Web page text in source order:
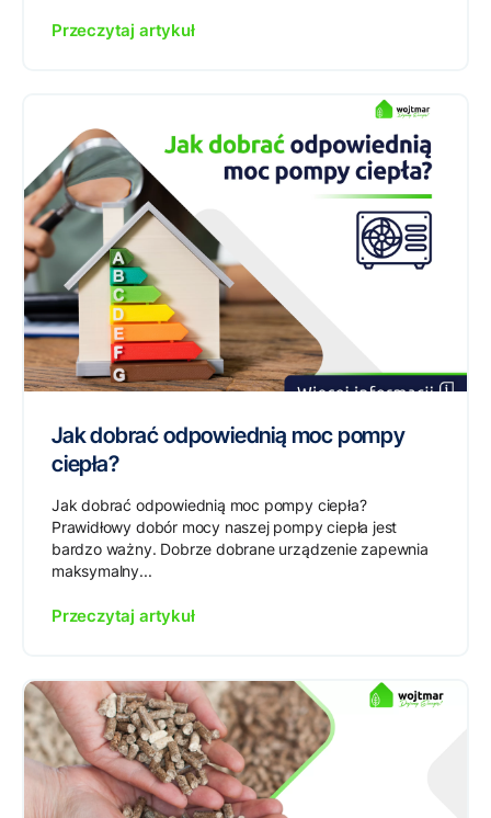
Przeczytaj artykuł
Jak dobrać odpowiednią moc pompy
ciepła?
Jak dobrać odpowiednią moc pompy ciepła?
Prawidłowy dobór mocy naszej pompy ciepła jest
bardzo ważny. Dobrze dobrane urządzenie zapewnia
maksymalny...
Przeczytaj artykuł